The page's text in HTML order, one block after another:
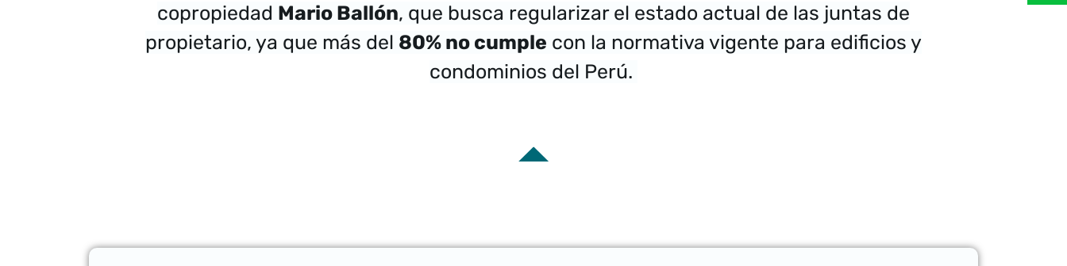
copropiedad Mario Ballón, que busca regularizar el estado actual de las juntas de
propietario, ya que más del 80% no cumple con la normativa vigente para edificios y
condominios del Perú.